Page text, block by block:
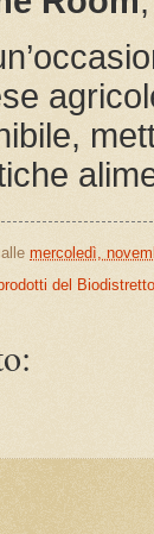
alle mercoledì,
del Biodistretto